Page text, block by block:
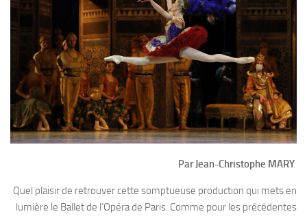
Par Jean-Christophe MARY
Quel plaisir de retrouver cette somptueuse production qui mets en
lumière le Ballet de l’Opéra de Paris. Comme pour les précédentes